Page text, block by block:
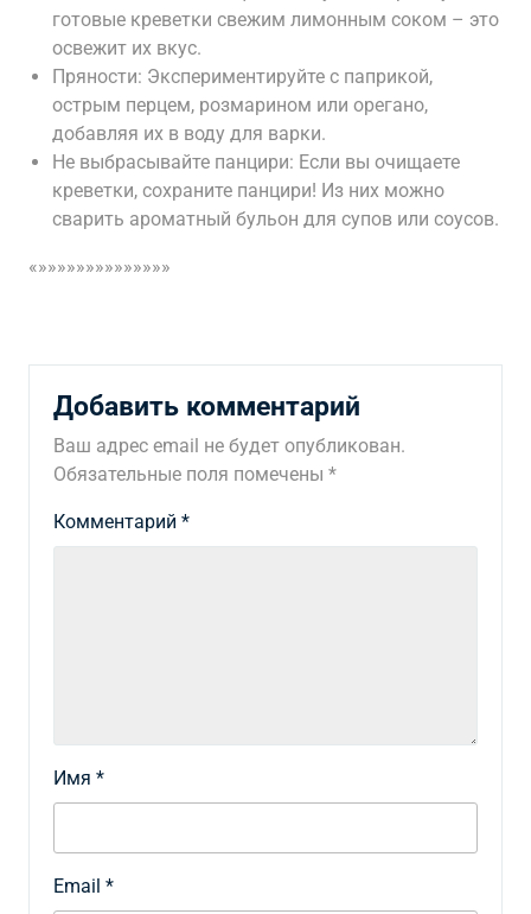
готовые креветки свежим лимонным соком – это
освежит их вкус.
Пряности: Экспериментируйте с паприкой,
острым перцем, розмарином или орегано,
добавляя их в воду для варки.
Не выбрасывайте панцири: Если вы очищаете
креветки, сохраните панцири! Из них можно
сварить ароматный бульон для супов или соусов.
«»»»»»»»»»»»»»»
Добавить комментарий
Ваш адрес email не будет опубликован.
Обязательные поля помечены *
Комментарий *
Имя *
Email *